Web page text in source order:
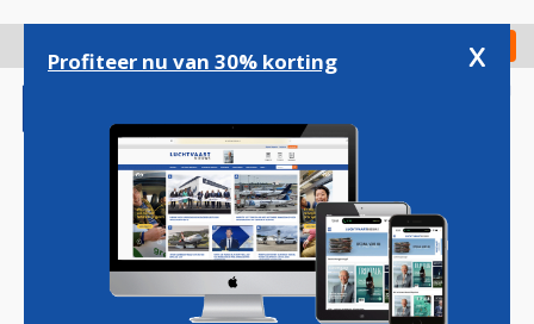
gaan
Check in
Magazine Podcasts Vacatures
Profiteer nu van 30% korting x